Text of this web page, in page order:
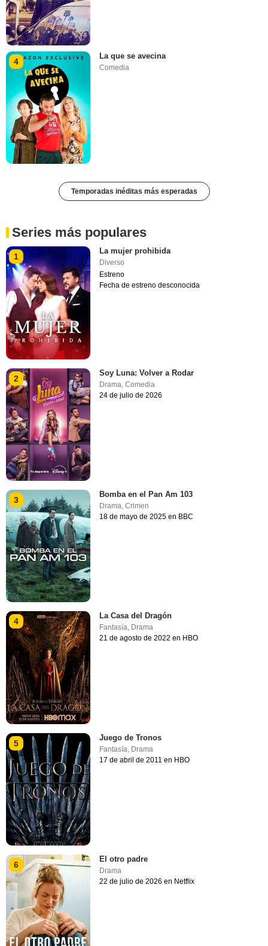
4
La que se avecina
Comedia
Temporadas inéditas más esperadas
Series más populares
1
La mujer prohibida
Diverso
Estreno
Fecha de estreno desconocida
2
Soy Luna: Volver a Rodar
Drama ,Comedia
24 de julio de 2026
3
Bomba en el Pan Am 103
Drama,Crimen
18 de mayo de 2025 en BBC
4
La Casa del Dragón
Fantasía, Drama
21 de agosto de 2022 en HBO
5
Juego de Tronos
Fantasía Drama
17 de abril de 2011 en HBO
6
El otro padre
Drama
22 de julio de 2026 en Netflix